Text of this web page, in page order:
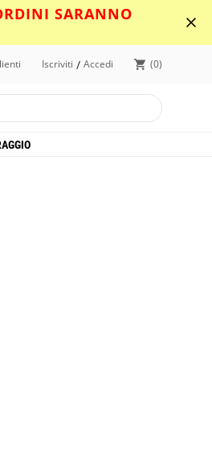
SARANNO
Iscriviti / Accedi 0